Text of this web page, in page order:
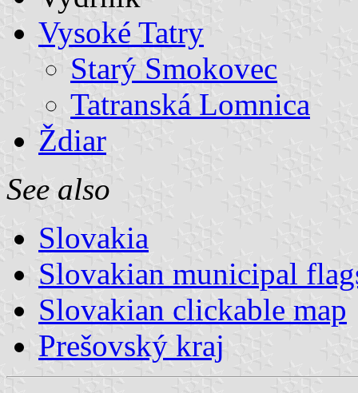
Vysoké Tatry
Starý Smokovec
Tatranská Lomnica
Ždiar
See also
Slovakia
Slovakian municipal
Slovakian clickable map
Prešovský kraj